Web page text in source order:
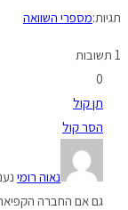
תגיות:מספרי השוואה
1 תשובות
0
תן קול
הסר קול
נאוה רומי